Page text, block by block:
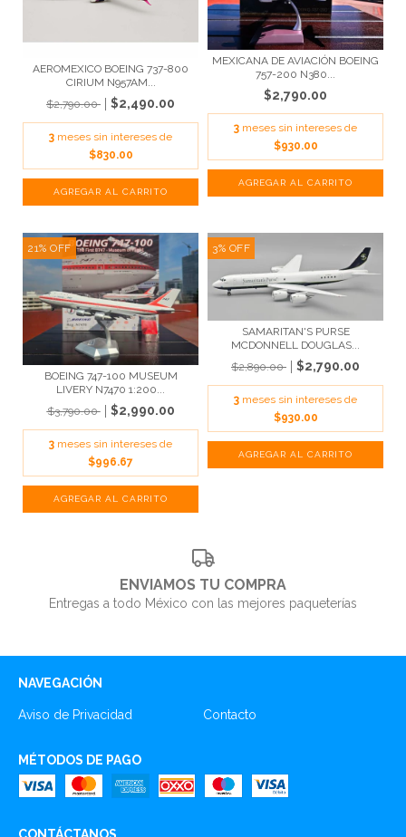
AEROMEXICO BOEING 737-800
CIRIUM N957AM...
$2,790.00
$2,490.00
3 meses sin intereses de
$830.00
MEXICANA DE AVIACIÓN BOEING
757-200 N380...
$2,790.00
3 meses sin intereses de
$930.00
21% OFF
BOEING 747-100 MUSEUM
LIVERY N7470 1:200...
$3,790.00
$2,990.00
3 meses sin intereses de
$996.67
3% OFF
SAMARITAN'S PURSE
MCDONNELL DOUGLAS...
$2,890.00
$2,790.00
3 meses sin intereses de
$930.00
ENVIAMOS TU COMPRA
Entregas a todo México con las mejores paqueterías
NAVEGACIÓN
Aviso de Privacidad Contacto
MÉTODOS DE PAGO